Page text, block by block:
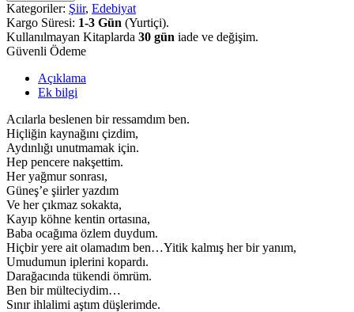
Kategoriler: Şiir, Edebiyat
Kargo Süresi: 1-3 Gün (Yurtiçi).
Kullanılmayan Kitaplarda 30 gün iade ve değişim.
Güvenli Ödeme
Açıklama
Ek bilgi
Acılarla beslenen bir ressamdım ben.
Hiçliğin kaynağını çizdim,
Aydınlığı unutmamak için.
Hep pencere nakşettim.
Her yağmur sonrası,
Güneş’e şiirler yazdım
Ve her çıkmaz sokakta,
Kayıp köhne kentin ortasına,
Baba ocağıma özlem duydum.
Hiçbir yere ait olamadım ben…Yitik kalmış her bir yanım,
Umudumun iplerini kopardı.
Darağacında tükendi ömrüm.
Ben bir mülteciydim…
Sınır ihlalimi aştım düşlerimde.